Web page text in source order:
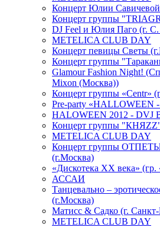
Концерт Юлии
Концерт группы
DJ Feel и Юлия Паго (г. С.
METELICA CLUB DAY
Концерт певицы Светы
Концерт группы
Glamour Fashion Night!
Mixon (Москва))
Концерт группы «Centr»
Pre-party «HALLOWEEN -
HALOWEEN 2012 - DVJ
Концерт группы "КНЯZZ"
METELICA CLUB DAY
Концерт группы
(г.Москва)
«Дискотека ХХ века»
АССАИ
Танцевально –
(г.Москва)
Матисс & Садко (г.
METELICA CLUB DAY